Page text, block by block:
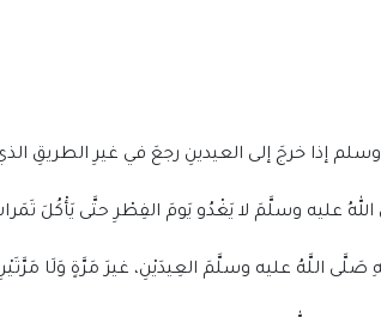
إذا خرجَ إلى العيدينِ رجعَ في غيرِ الطريقِ
عليه وسلَّمَ لا يَغْدُو يَومَ الفِطْرِ حتَّى يَأْكُلَ
اللَّهُ عليه وسلَّمَ العِيدَيْنِ، غيرَ مَرَّةٍ وَلَا مَرَّتَيْنِ،